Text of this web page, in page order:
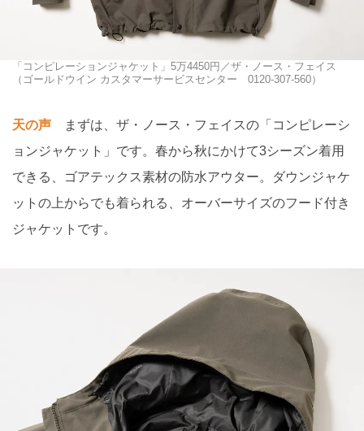
「コンピレーションジャケット」5万4450円／ザ・ノース・フェイス
（ゴールドウイン カスタマーサービスセンター 0120-307-560）
天の声 まずは、ザ・ノース・フェイスの「コンピレーシ
ョンジャケット」です。春から秋にかけて3シーズン着用
できる、ゴアテックス素材の防水アウター。ダウンジャケ
ットの上からでも着られる、オーバーサイズのフード付き
ジャケットです。